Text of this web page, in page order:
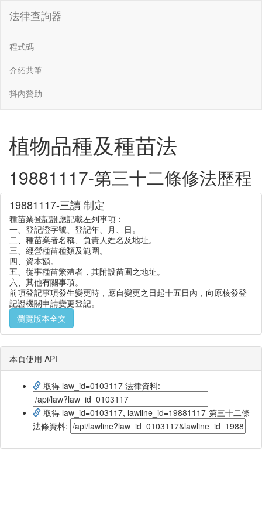
法律查詢器
程式碼
介紹共筆
抖內贊助
植物品種及種苗法
19881117-第三十二條修法歷程
19881117-三讀 制定
種苗業登記證應記載左列事項：
一、登記證字號、登記年、月、日。
二、種苗業者名稱、負責人姓名及地址。
三、經營種苗種類及範圍。
四、資本額。
五、從事種苗繁殖者，其附設苗圃之地址。
六、其他有關事項。
前項登記事項發生變更時，應自變更之日起十五日內，向原核發登
記證機關申請變更登記。
瀏覽版本全文
本頁使用 API
取得 law_id=0103117 法律資料:
取得 law_id=0103117, lawline_id=19881117-第三十二條
法條資料: